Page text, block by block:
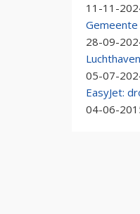
11-11-
Gemeente
28-09-
05-07-
EasyJet:
04-06-